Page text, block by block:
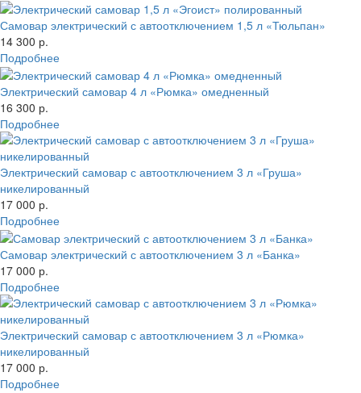
Самовар электрический с автоотключением 1,5 л «Тюльпан»
14 300 р.
Подробнее
Электрический самовар 4 л «Рюмка» омедненный
16 300 р.
Подробнее
Электрический самовар с автоотключением 3 л «Груша»
никелированный
17 000 р.
Подробнее
Самовар электрический с автоотключением 3 л «Банка»
17 000 р.
Подробнее
Электрический самовар с автоотключением 3 л «Рюмка»
никелированный
17 000 р.
Подробнее